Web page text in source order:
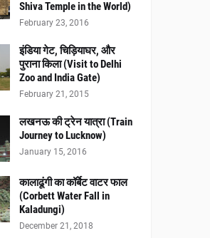
Shiva Temple in the World)
February 23, 2016
इंडिया गेट, चिड़ियाघर, और
पुराना किला (Visit to Delhi
Zoo and India Gate)
February 21, 2015
लखनऊ की ट्रेन यात्रा (Train
Journey to Lucknow)
January 15, 2016
कालाढूंगी का कॉर्बेट वाटर फाल
(Corbett Water Fall in
Kaladungi)
December 21, 2018